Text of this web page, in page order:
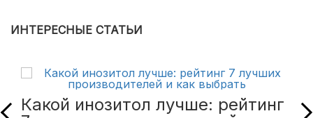
ИНТЕРЕСНЫЕ СТАТЬИ
Какой инозитол лучше: рейтинг